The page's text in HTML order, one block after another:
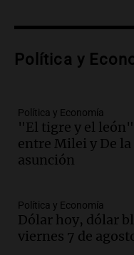
Audio.
Panorama Federal
Episodios
Audio.El
la clase
Episodios
Audio.La
alcanza el
Política y
Política y Economía
"El tigre y el
entre Milei y De
asunción
Política y Economía
Dólar hoy, dólar
viernes 7 de